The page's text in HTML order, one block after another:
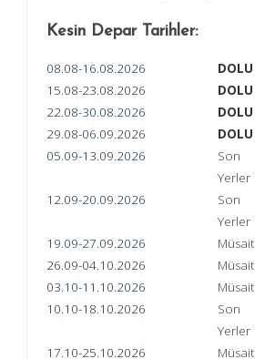
Kesin Depar Tarihler:
08.08-16.08.2026
DOLU
15.08-23.08.2026
DOLU
22.08-30.08.2026
DOLU
29.08-06.09.2026
DOLU
05.09-13.09.2026
Son
Yerler
12.09-20.09.2026
Son
Yerler
19.09-27.09.2026 Müsait
26.09-04.10.2026
Müsait
03.10-11.10.2026
Müsait
10.10-18.10.2026
Son
Yerler
17.10-25.10.2026 Müsait